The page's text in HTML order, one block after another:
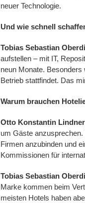
neuer Technologie.
Und wie schnell
Tobias Sebastian
aufstellen – mit IT,
neun Monate.
Betrieb stattfindet. Das
Warum brauchen
Otto Konstantin
um Gäste
Firmen anzubinden und
Kommissionen für
Tobias Sebastian
Marke kommen beim
meisten Hotels haben